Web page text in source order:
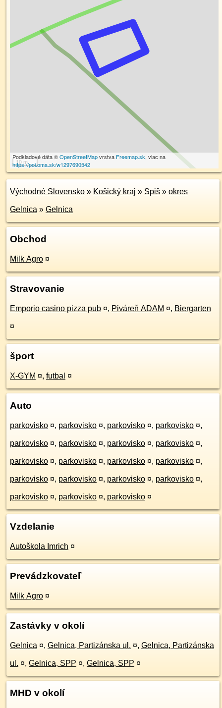
10 m
Podkladové dáta ©OpenStreetMapvrstva Freemap.sk, viac na
https://poi.oma.sk/w1297690542
Východné Slovensko » Košický kraj » Spiš » okres
Gelnica » Gelnica
Obchod
Milk Agro ¤
Stravovanie
Emporio casino pizza pub ¤, Piváreň ADAM ¤, Biergarten
¤
šport
X-GYM ¤, futbal ¤
Auto
parkovisko ¤, parkovisko ¤, parkovisko ¤, parkovisko ¤,
parkovisko ¤, parkovisko ¤, parkovisko ¤, parkovisko ¤,
parkovisko ¤, parkovisko ¤, parkovisko ¤, parkovisko ¤,
parkovisko ¤, parkovisko ¤, parkovisko ¤, parkovisko ¤,
parkovisko ¤, parkovisko ¤, parkovisko ¤
Vzdelanie
Autoškola Imrich ¤
Prevádzkovateľ
Milk Agro ¤
Zastávky v okolí
Gelnica ¤, Gelnica, Partizánska ul. ¤, Gelnica, Partizánska
ul. ¤, Gelnica, SPP ¤, Gelnica, SPP ¤
MHD v okolí